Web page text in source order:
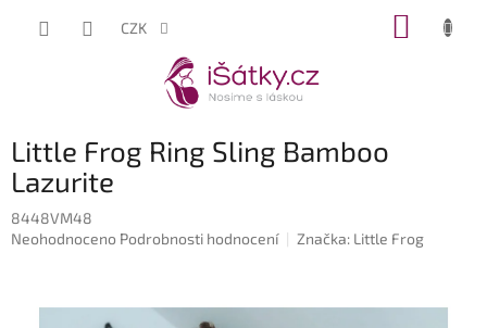
CZK
Little Frog Ring Sling Bamboo
Lazurite
8448VM48
Průměrné
Neohodnoceno Podrobnosti hodnocení Značka: Little Frog